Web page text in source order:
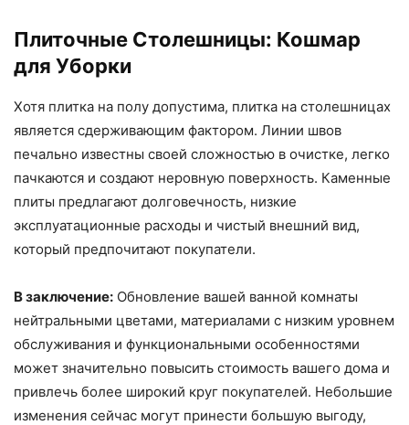
Плиточные Столешницы: Кошмар
для Уборки
Хотя плитка на полу допустима, плитка на столешницах
является сдерживающим фактором. Линии швов
печально известны своей сложностью в очистке, легко
пачкаются и создают неровную поверхность. Каменные
плиты предлагают долговечность, низкие
эксплуатационные расходы и чистый внешний вид,
который предпочитают покупатели.
В заключение: Обновление вашей ванной комнаты
нейтральными цветами, материалами с низким уровнем
обслуживания и функциональными особенностями
может значительно повысить стоимость вашего дома и
привлечь более широкий круг покупателей. Небольшие
изменения сейчас могут принести большую выгоду,